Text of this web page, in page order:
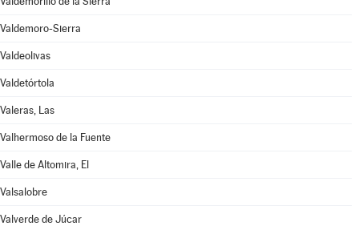
Valdemoro-Sierra
Valdeolivas
Valdetórtola
Valeras, Las
Valhermoso de la Fuente
Valle de Altomira, El
Valsalobre
Valverde de Júcar